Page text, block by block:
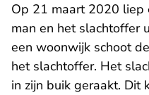
Op 21 maart 2020 liep
man en het slachtoffer
een woonwijk schoot
het slachtoffer. Het
in zijn buik geraakt. Dit